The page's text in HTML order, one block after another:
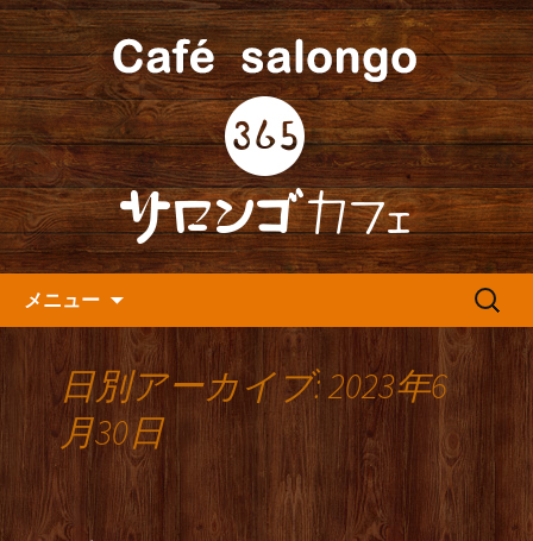
人形町の『365(サロンゴ)カフ
ェ』よりお知らせ
人形町の音楽カフェ『365カフェ』より
最新情報をお届けします。
メニュー
検
日別アーカイブ: 2023年6
月30日